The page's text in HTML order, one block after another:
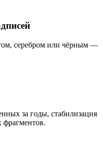
серебром или чёрным —
за годы, стабилизация
фрагментов.